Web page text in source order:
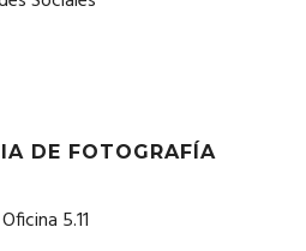
DE FOTOGRAFÍA
5.11